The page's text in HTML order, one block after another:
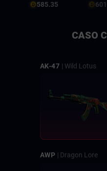
585.35
CASO
AK-47 | Wild Lotus
AWP | Dragon Lore